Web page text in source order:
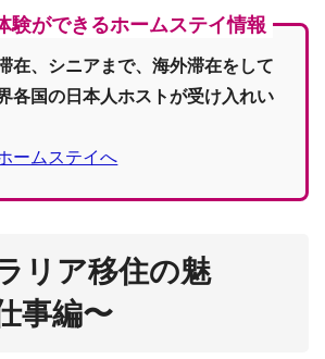
験ができるホームステイ情報
在、シニアまで、海外滞在をして
各国の日本人ホストが受け入れい
ームステイへ
リア移住の魅
事編〜